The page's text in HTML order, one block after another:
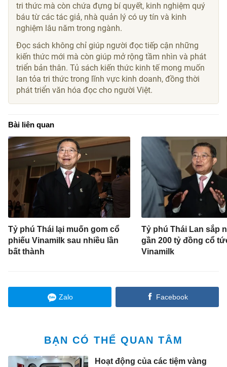
tri thức mà còn chứa đựng bí quyết, kinh nghiệm quý
báu từ các tác giả, nhà quản lý có uy tín và kinh
nghiệm lâu năm trong ngành.
Đọc sách không chỉ giúp người đọc tiếp cận những
kiến thức mới mà còn giúp mở rộng tầm nhìn và phát
triển bản thân. Tủ sách kiến thức kinh tế mong muốn
lan tỏa tri thức trong lĩnh vực kinh doanh, đồng thời
phát triển văn hóa đọc cho người Việt.
Bài liên quan
Tỷ phú Thái lại muốn gom cổ
phiếu Vinamilk sau nhiều lần
bất thành
Tỷ phú Thái Lan sắp
gần 200 tỷ đồng cổ
Vinamilk
Zalo Facebook
BẠN CÓ THỂ QUAN TÂM
Hoạt động của các tiệm vàng